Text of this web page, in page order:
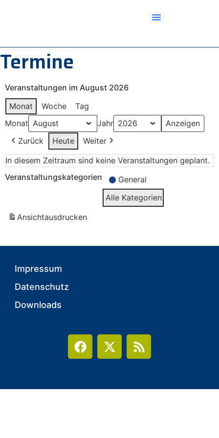
Termine
Veranstaltungen im August 2026
Monat
Woche
Tag
Monat
Jahr
Zurück
Heute
Weiter
In diesem Zeitraum sind keine Veranstaltungen geplant.
Veranstaltungskategorien
General
Alle Kategorien
Ansichtausdrucken
Impressum
Datenschutz
Downloads